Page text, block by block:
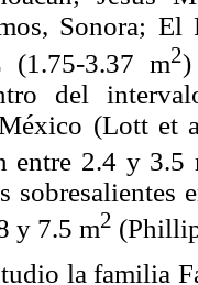
Sonora; El
(1.75-3.37 m2)
del
(Lott et
entre 2.4 y 3.5
sobresalientes
y 7.5 m2
la familia